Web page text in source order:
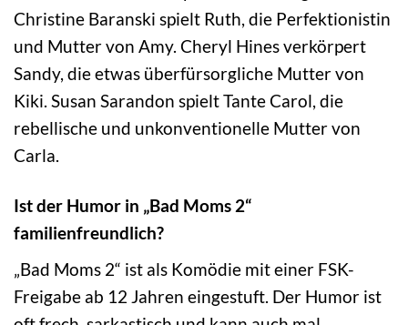
Christine Baranski spielt Ruth, die Perfektionistin
und Mutter von Amy. Cheryl Hines verkörpert
Sandy, die etwas überfürsorgliche Mutter von
Kiki. Susan Sarandon spielt Tante Carol, die
rebellische und unkonventionelle Mutter von
Carla.
Ist der Humor in „Bad Moms 2“
familienfreundlich?
„Bad Moms 2“ ist als Komödie mit einer FSK-
Freigabe ab 12 Jahren eingestuft. Der Humor ist